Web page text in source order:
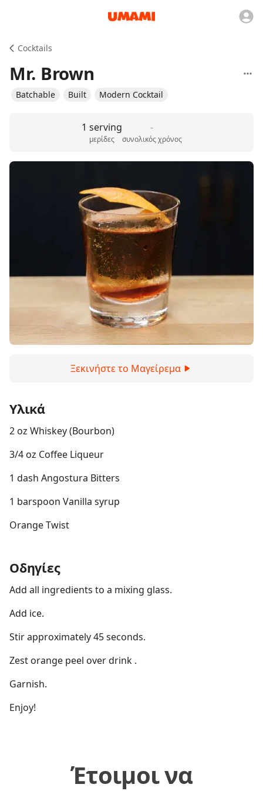
Cocktails
Mr. Brown
Batchable Built Modern Cocktail
1 serving
μερίδες
-
συνολικός χρόνος
Ξεκινήστε το Μαγείρεμα
Υλικά
2 oz Whiskey (Bourbon)
3/4 oz Coffee Liqueur
1 dash Angostura Bitters
1 barspoon Vanilla syrup
Orange Twist
Οδηγίες
Add all ingredients to a mixing glass.
Add ice.
Stir approximately 45 seconds.
Zest orange peel over drink .
Garnish.
Enjoy!
Έτοιμοι να